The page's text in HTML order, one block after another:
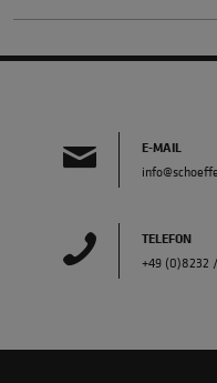
E-MAIL
TELEFON
+49 (0)8232